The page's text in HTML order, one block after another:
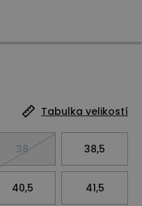
Tabulka velikostí
38 38,5
40,5 41,5